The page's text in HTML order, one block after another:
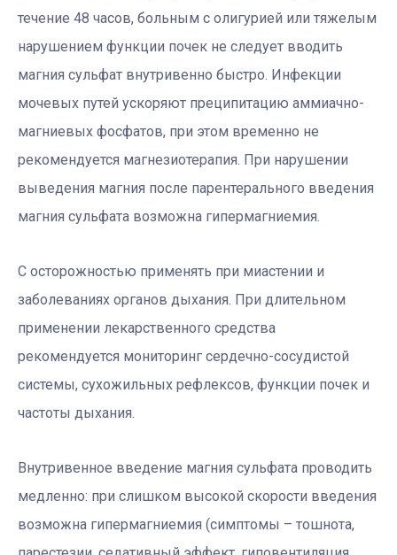
течение 48 часов, больным с олигурией или тяжелым
нарушением функции почек не следует вводить
магния сульфат внутривенно быстро. Инфекции
мочевых путей ускоряют преципитацию аммиачно-
магниевых фосфатов, при этом временно не
рекомендуется магнезиотерапия. При нарушении
выведения магния после парентерального введения
магния сульфата возможна гипермагниемия.
С осторожностью применять при миастении и
заболеваниях органов дыхания. При длительном
применении лекарственного средства
рекомендуется мониторинг сердечно-сосудистой
системы, сухожильных рефлексов, функции почек и
частоты дыхания.
Внутривенное введение магния сульфата проводить
медленно: при слишком высокой скорости введения
возможна гипермагниемия (симптомы – тошнота,